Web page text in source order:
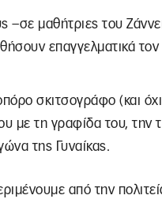
μαθήτριες του
επαγγελματικά
σκιτσογράφο (και
με τη γραφίδα του, την
της Γυναίκας.
από την